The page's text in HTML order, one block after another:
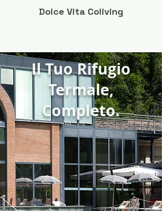
Dolce Vita Coliving
Il Tuo Rifugio
Termale,
Completo.